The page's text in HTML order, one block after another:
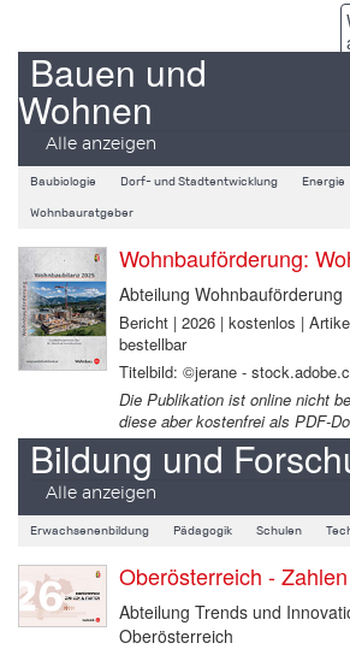
Bauen und
Wohnen
Alle anzeigen
Baubiologie Dorf- und Stadtentwicklung Energie
Wohnbauratgeber
Wohnbauförderung:
Abteilung Wohnbauförderung
Bericht | 2026 | kostenlos |
bestellbar
Titelbild: ©jerane -
Die Publikation ist online nicht
diese aber kostenfrei als PDF-
Bildung und
Alle anzeigen
Erwachsenenbildung Pädagogik Schulen
Oberösterreich -
Abteilung Trends und
Oberösterreich